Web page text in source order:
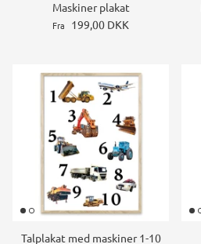
Maskiner plakat
Fra 199,00 DKK
Talplakat med maskiner 1-10